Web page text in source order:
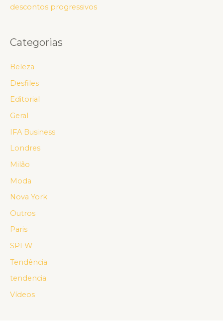
descontos progressivos
Categorias
Beleza
Desfiles
Editorial
Geral
IFA Business
Londres
Milão
Moda
Nova York
Outros
Paris
SPFW
Tendência
tendencia
Vídeos